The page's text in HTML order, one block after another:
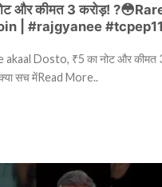
और कीमत 3 करोड़!
| #rajgyanee
akaal Dosto, ₹5 का नोट और कीमत
सच मेंRead More..